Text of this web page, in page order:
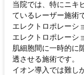
当院では、特にニキ
ているレーザー施術
エレクトロポレーシ
エレクトロポレーシ
肌細胞間に一時的に
透させる施術です。
イオン導入では難し